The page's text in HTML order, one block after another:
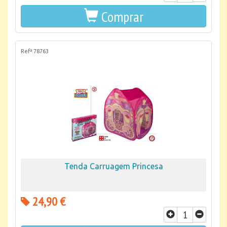
Comprar
Refª 78763
Tenda Carruagem Princesa
24,90 €